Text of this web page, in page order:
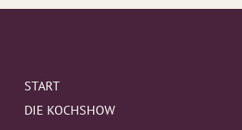
START
DIE KOCHSHOW